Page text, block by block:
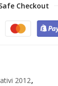
Checkout
2012,